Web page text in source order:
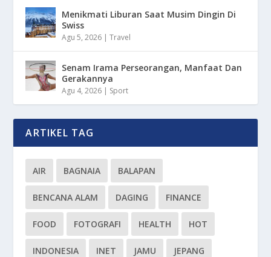
Menikmati Liburan Saat Musim Dingin Di
Swiss
Agu 5, 2026 |Travel
Senam Irama Perseorangan, Manfaat Dan
Gerakannya
Agu 4, 2026 | Sport
ARTIKEL TAG
AIR BAGNAIA BALAPAN
BENCANA ALAM DAGING FINANCE
FOOD FOTOGRAFI HEALTH HOT
INDONESIA INET JAMU JEPANG